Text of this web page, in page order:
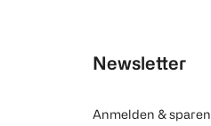
Newsletter
Anmelden & sparen